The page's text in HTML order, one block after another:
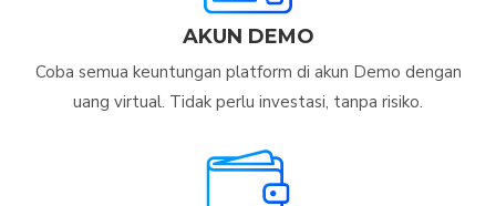
AKUN DEMO
Coba semua keuntungan platform di akun Demo dengan
uang virtual. Tidak perlu investasi, tanpa risiko.